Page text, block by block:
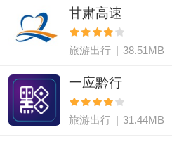
甘肃高速
旅游出行 | 38.51MB
一应黔行
旅游出行 | 31.44MB